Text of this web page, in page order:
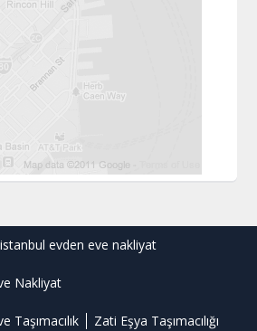
istanbul evden eve nakliyat
Nakliyat
Taşımacılık Zati Eşya Taşımacılığı